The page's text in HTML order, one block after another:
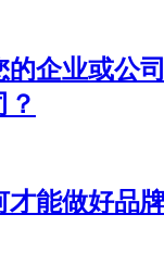
的企业或公
？
才能做好品